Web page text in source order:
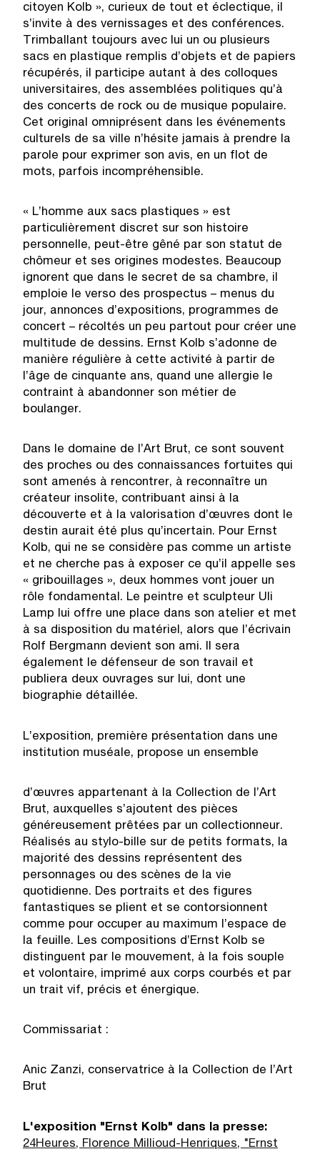
citoyen Kolb », curieux de tout et éclectique, il
s’invite à des vernissages et des conférences.
Trimballant toujours avec lui un ou plusieurs
sacs en plastique remplis d’objets et de papiers
récupérés, il participe autant à des colloques
universitaires, des assemblées politiques qu’à
des concerts de rock ou de musique populaire.
Cet original omniprésent dans les événements
culturels de sa ville n’hésite jamais à prendre la
parole pour exprimer son avis, en un flot de
mots, parfois incompréhensible.
« L’homme aux sacs plastiques » est
particulièrement discret sur son histoire
personnelle, peut-être gêné par son statut de
chômeur et ses origines modestes. Beaucoup
ignorent que dans le secret de sa chambre, il
emploie le verso des prospectus – menus du
jour, annonces d’expositions, programmes de
concert – récoltés un peu partout pour créer une
multitude de dessins. Ernst Kolb s’adonne de
manière régulière à cette activité à partir de
l’âge de cinquante ans, quand une allergie le
contraint à abandonner son métier de
boulanger.
Dans le domaine de l’Art Brut, ce sont souvent
des proches ou des connaissances fortuites qui
sont amenés à rencontrer, à reconnaître un
créateur insolite, contribuant ainsi à la
découverte et à la valorisation d’œuvres dont le
destin aurait été plus qu’incertain. Pour Ernst
Kolb, qui ne se considère pas comme un artiste
et ne cherche pas à exposer ce qu’il appelle ses
« gribouillages », deux hommes vont jouer un
rôle fondamental. Le peintre et sculpteur Uli
Lamp lui offre une place dans son atelier et met
à sa disposition du matériel, alors que l’écrivain
Rolf Bergmann devient son ami. Il sera
également le défenseur de son travail et
publiera deux ouvrages sur lui, dont une
biographie détaillée.
L’exposition, première présentation dans une
institution muséale, propose un ensemble
d’œuvres appartenant à la Collection de l’Art
Brut, auxquelles s’ajoutent des pièces
généreusement prêtées par un collectionneur.
Réalisés au stylo-bille sur de petits formats, la
majorité des dessins représentent des
personnages ou des scènes de la vie
quotidienne. Des portraits et des figures
fantastiques se plient et se contorsionnent
comme pour occuper au maximum l’espace de
la feuille. Les compositions d’Ernst Kolb se
distinguent par le mouvement, à la fois souple
et volontaire, imprimé aux corps courbés et par
un trait vif, précis et énergique.
Commissariat :
Anic Zanzi, conservatrice à la Collection de l’Art
Brut
L'exposition "Ernst Kolb" dans la presse:
24Heures, Florence Millioud-Henriques, "Ernst